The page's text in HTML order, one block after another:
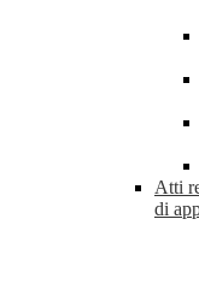
Atti
di